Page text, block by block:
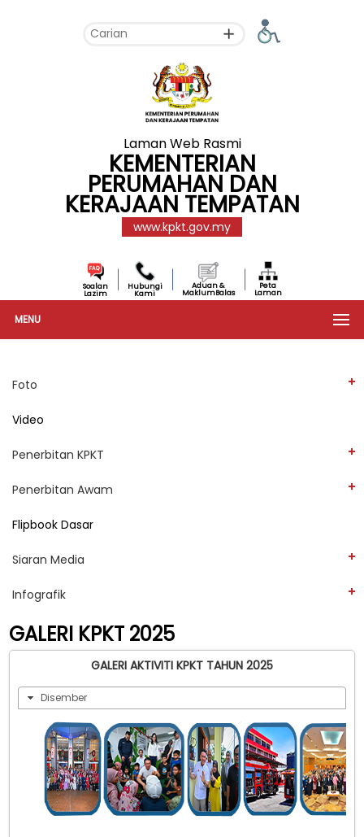
Laman Web Rasmi
KEMENTERIAN
PERUMAHAN DAN
KERAJAAN TEMPATAN
www.kpkt.gov.my
Soalan
Lazim
Hubungi
Kami
Aduan &
MaklumBalas
Peta
Laman
MENU
Foto
Video
Penerbitan KPKT
Penerbitan Awam
Flipbook Dasar
Siaran Media
Infografik
GALERI KPKT 2025
GALERI AKTIVITI KPKT TAHUN 2025
Disember